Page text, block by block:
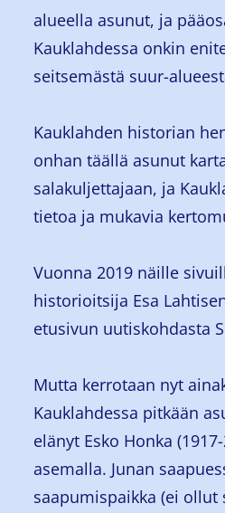
alueella asunut, ja
Kauklahdessa onkin
seitsemästä suur-
Kauklahden historian
onhan täällä asunut
salakuljettajaan, ja
tietoa ja mukavia
Vuonna 2019 näille
historioitsija Esa
etusivun uutiskohdasta
Mutta kerrotaan nyt
Kauklahdessa pitkään
elänyt Esko Honka
asemalla. Junan
saapumispaikka (ei